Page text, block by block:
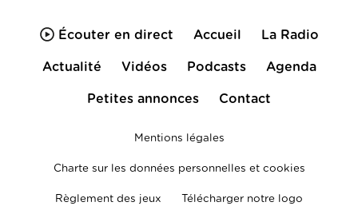
Écouter en direct Accueil La Radio
Actualité Vidéos Podcasts Agenda
Petites annonces Contact
Mentions légales
Charte sur les données personnelles et cookies
Règlement des jeux Télécharger notre logo